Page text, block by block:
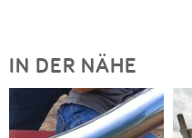
IN DER NÄHE